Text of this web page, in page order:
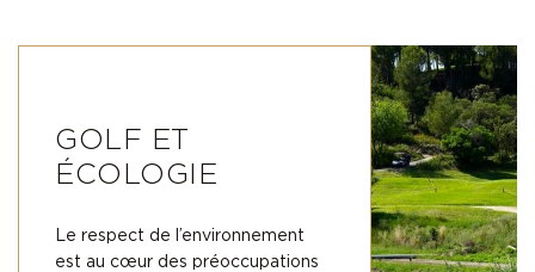
GOLF ET
ÉCOLOGIE
Le respect de l’environnement
est au cœur des préoccupations